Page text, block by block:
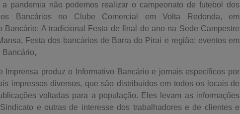
a pandemia não podemos realizar o campeonato de futebol dos
Bancários no Clube Comercial em Volta Redonda, em
Bancário; A tradicional Festa de final de ano na Sede Campestre
Festa dos bancários de Barra do Piraí e região; eventos em
Bancário,
produz o Informativo Bancário e jornais específicos por
impressos diversos, que são distribuídos em todos os locais de
voltadas para a população. Eles levam as informações
e outras de interesse dos trabalhadores e de clientes e